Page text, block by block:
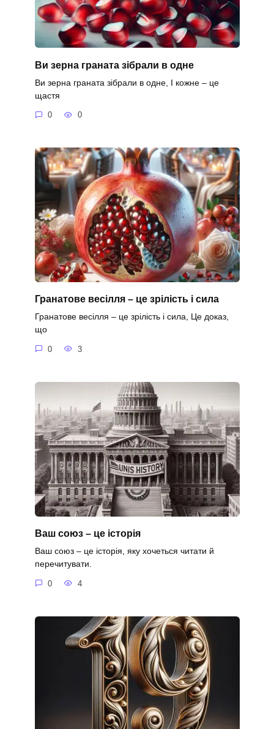
Ви зерна граната зібрали в одне
Ви зерна граната зібрали в одне, І кожне – це
щастя
0 0
Гранатове весілля – це зрілість і сила
Гранатове весілля – це зрілість і сила, Це доказ,
що
0 3
Ваш союз – це історія
Ваш союз – це історія, яку хочеться читати й
перечитувати.
0 4